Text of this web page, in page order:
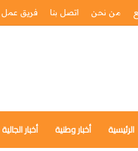
من نحن اتصل بنا فريق عمل
الرئيسية أخبار وطنية أخبار الجالية